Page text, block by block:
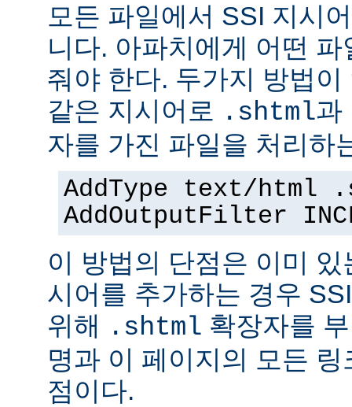
모든 파일에서 SSI 지시
니다. 아파치에게 어떤
줘야 한다. 두가지 방법
같은 지시어로 .shtml과
자를 가진 파일을 처리하
AddType text/html
AddOutputFilter
이 방법의 단점은 이미
시어를 추가하는 경우
위해
.shtml 확장자를
명과 이 페이지의 모든
점이다.